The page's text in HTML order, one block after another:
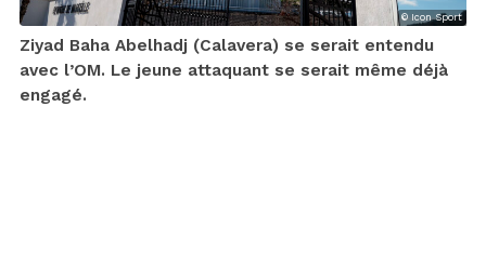
© Icon Sport
Ziyad Baha Abelhadj (Calavera) se serait entendu
avec l’OM. Le jeune attaquant se serait même déjà
engagé.